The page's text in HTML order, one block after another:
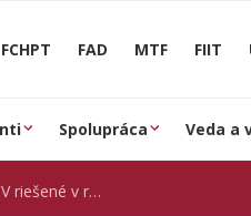
FCHPT FAD MTF FIIT
Spolupráca Veda a
v roku 2012